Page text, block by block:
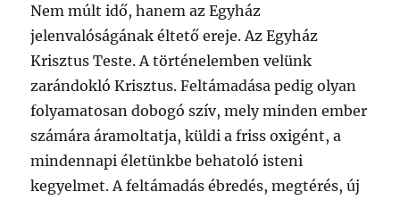
Nem múlt idő, hanem az Egyház
jelenvalóságának éltető ereje. Az Egyház
Krisztus Teste. A történelemben velünk
zarándokló Krisztus. Feltámadása pedig olyan
folyamatosan dobogó szív, mely minden ember
számára áramoltatja, küldi a friss oxigént, a
mindennapi életünkbe behatoló isteni
kegyelmet. A feltámadás ébredés, megtérés, új